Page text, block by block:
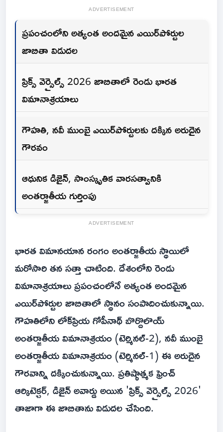
ADVERTISEMENT
ప్రపంచంలోని అత్యంత అందమైన ఎయిర్‌పోర్టుల
జాబితా విడుదల
ప్రిక్స్ వెర్సైల్స్ 2026 జాబితాలో రెండు భారత
విమానాశ్రయాలు
గౌహతి, నవీ ముంబై ఎయిర్‌పోర్టులకు దక్కిన అరుదైన
గౌరవం
ఆధునిక డిజైన్, సాంస్కృతిక వారసత్వానికి
అంతర్జాతీయ గుర్తింపు
ADVERTISEMENT
భారత విమానయాన రంగం అంతర్జాతీయ స్థాయిలో
మరోసారి తన సత్తా చాటింది. దేశంలోని రెండు
విమానాశ్రయాలు ప్రపంచంలోనే అత్యంత అందమైన
ఎయిర్‌పోర్టుల జాబితాలో స్థానం సంపాదించుకున్నాయి.
గౌహతిలోని లోక్‌ప్రియ గోపీనాథ్ బొర్దొలొయ్
అంతర్జాతీయ విమానాశ్రయం (టెర్మినల్-2), నవీ ముంబై
అంతర్జాతీయ విమానాశ్రయం (టెర్మినల్-1) ఈ అరుదైన
గౌరవాన్ని దక్కించుకున్నాయి. ప్రతిష్ఠాత్మక ఫ్రెంచ్
ఆర్కిటెక్చర్, డిజైన్ అవార్డు అయిన 'ప్రిక్స్ వెర్సైల్స్ 2026'
తాజాగా ఈ జాబితాను విడుదల చేసింది.